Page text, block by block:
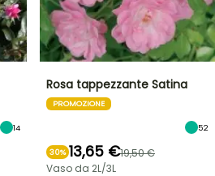
14
Rosa tappezzante Satina
PROMOZIONE
52
30% 13,65 €19,50 €
Vaso da 2L/3L